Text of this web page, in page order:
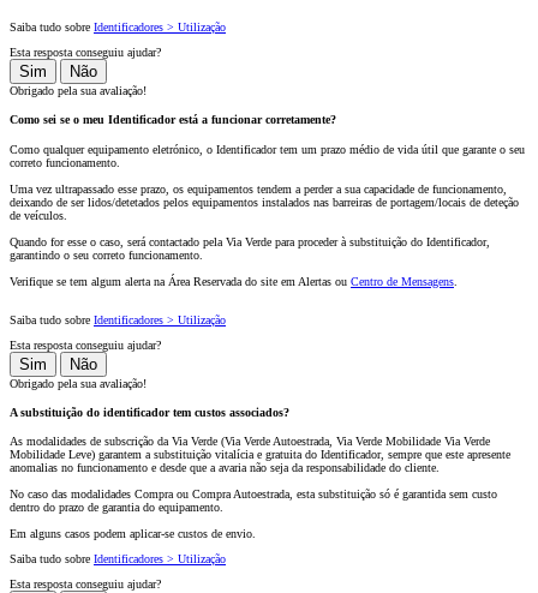
Saiba tudo sobre Identificadores > Utilização
Esta resposta conseguiu ajudar?
Sim Não
Obrigado pela sua avaliação!
Como sei se o meu Identificador está a funcionar corretamente?
Como qualquer equipamento eletrónico, o Identificador tem um prazo médio de vida útil que garante o seu
correto funcionamento.
Uma vez ultrapassado esse prazo, os equipamentos tendem a perder a sua capacidade de funcionamento,
deixando de ser lidos/detetados pelos equipamentos instalados nas barreiras de portagem/locais de deteção
de veículos.
Quando for esse o caso, será contactado pela Via Verde para proceder à substituição do Identificador,
garantindo o seu correto funcionamento.
Verifique se tem algum alerta na Área Reservada do site em Alertas ou Centro de Mensagens
Saiba tudo sobre Identificadores > Utilização
Esta resposta conseguiu ajudar?
Sim Não
Obrigado pela sua avaliação!
A substituição do identificador tem custos associados?
As modalidades de subscrição da Via Verde (Via Verde Autoestrada, Via Verde Mobilidade Via Verde
Mobilidade Leve) garantem a substituição vitalícia e gratuita do Identificador, sempre que este apresente
anomalias no funcionamento e desde que a avaria não seja da responsabilidade do cliente.
No caso das modalidades Compra ou Compra Autoestrada, esta substituição só é garantida sem custo
dentro do prazo de garantia do equipamento.
Em alguns casos podem aplicar-se custos de envio.
Saiba tudo sobre Identificadores > Utilização
Esta resposta conseguiu ajudar?